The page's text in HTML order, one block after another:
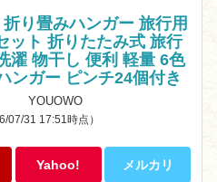
り畳みハンガー 旅行用
ット 折りたたみ式 旅行
濯 物干し 便利 軽量 6色
ンガー ピンチ24個付き
YOUOWO
07/31 17:51時点）
Yahoo! メルカリ